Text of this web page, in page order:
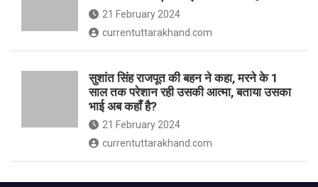
21 February 2024
currentuttarakhand.com
सुशांत सिंह राजपूत की बहन ने कहा, मरने के 1
साल तक परेशान रही उसकी आत्मा, बताया उसका
भाई अब कहाँ है?
21 February 2024
currentuttarakhand.com